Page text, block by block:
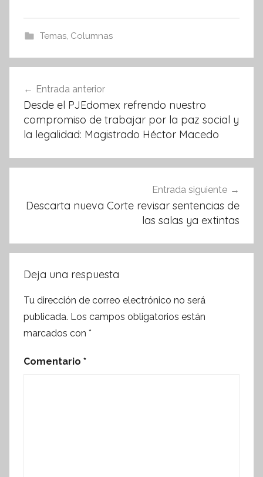
e
b
o
k
er s
A
p
Temas, Columnas
de
entradas
Entrada anterior
Desde el PJEdomex refrendo nuestro
compromiso de trabajar por la paz social y
la legalidad: Magistrado Héctor Macedo
Entrada siguiente
Descarta nueva Corte revisar sentencias de
las salas ya extintas
Deja una respuesta
Tu dirección de correo electrónico no será
publicada. Los campos obligatorios están
marcados con *
Comentario *